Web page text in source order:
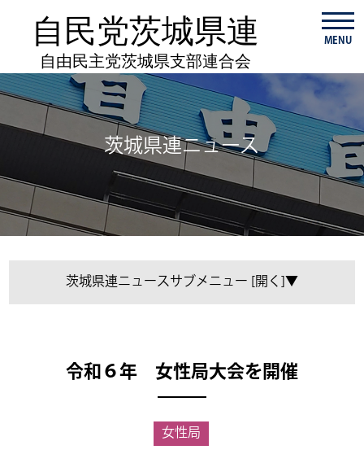
自民党茨城県連
自由民主党茨城県支部連合会
MENU
茨城県連ニュース
茨城県連ニュース
令和６年 女性局大会を開催
女性局